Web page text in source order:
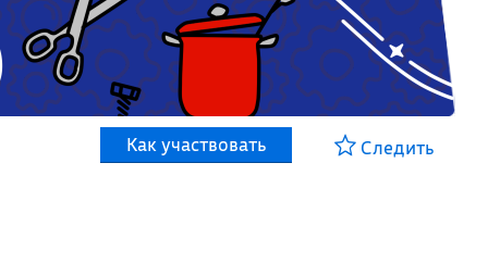
Как участвовать Следить